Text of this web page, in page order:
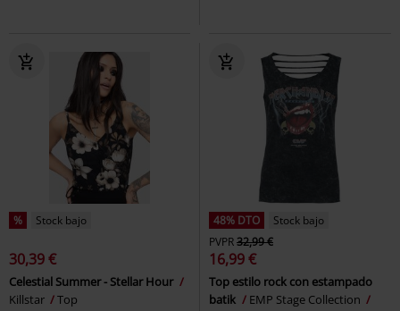
% Stock bajo
30,39 €
Celestial Summer - Stellar Hour
Killstar
Top
48% DTO
Stock bajo
PVPR32,99 €
16,99 €
Top estilo rock con estampado
batik
EMP Stage Collection